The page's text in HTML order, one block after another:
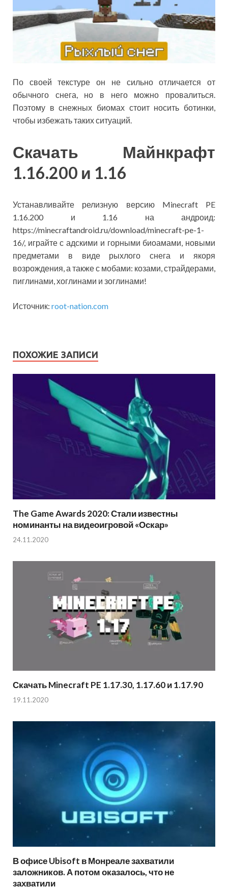
По своей текстуре он не сильно отличается от
обычного снега, но в него можно провалиться.
Поэтому в снежных биомах стоит носить ботинки,
чтобы избежать таких ситуаций.
Скачать Майнкрафт
1.16.200 и 1.16
Устанавливайте релизную версию Minecraft PE
1.16.200 и 1.16 на андроид:
https://minecraftandroid.ru/download/minecraft-pe-1-
16/, играйте с адскими и горными биоамами, новыми
предметами в виде рыхлого снега и якоря
возрождения, а также с мобами: козами, страйдерами,
пиглинами, хоглинами и зоглинами!
Источник: root-nation.com
ПОХОЖИЕ ЗАПИСИ
The Game Awards 2020: Стали известны
номинанты на видеоигровой «Оскар»
24.11.2020
Скачать Minecraft PE 1.17.30, 1.17.60 и 1.17.90
19.11.2020
В офисе Ubisoft в Монреале захватили
заложников. А потом оказалось, что не
захватили